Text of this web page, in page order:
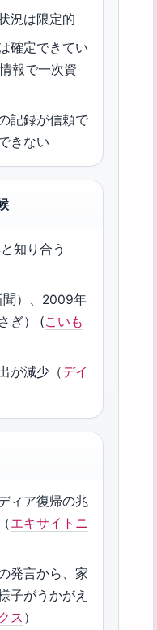
況は限定的
確定できてい
報で一次資
記録が信頼で
きない
知り合う
）、2009年
ぎ） (こいも
が減少（デイ
ィア復帰の兆
エキサイトニ
発言から、家
子がうかがえ
ス ）